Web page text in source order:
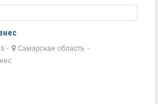
- Самарская область -